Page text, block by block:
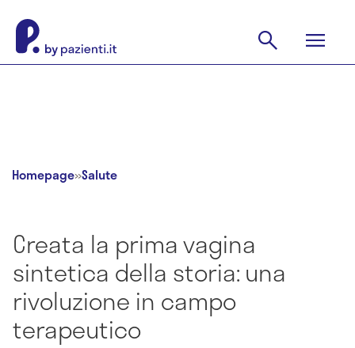
Homepage»Salute
Creata la prima vagina
sintetica della storia: una
rivoluzione in campo
terapeutico